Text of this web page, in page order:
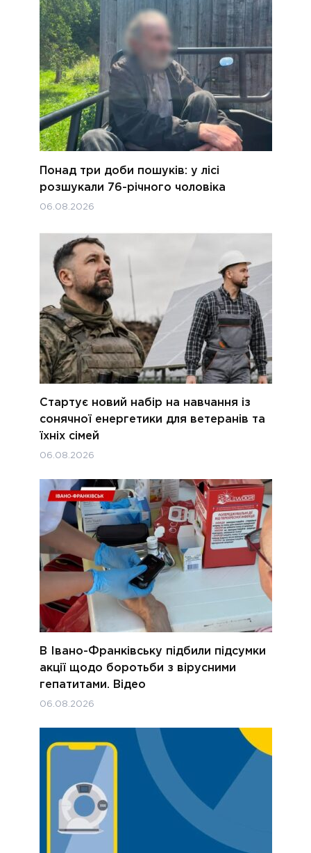
Понад три доби пошуків: у лісі
розшукали 76-річного чоловіка
06.08.2026
Стартує новий набір на навчання із
сонячної енергетики для ветеранів та
їхніх сімей
06.08.2026
В Івано-Франківську підбили підсумки
акції щодо боротьби з вірусними
гепатитами. Відео
06.08.2026